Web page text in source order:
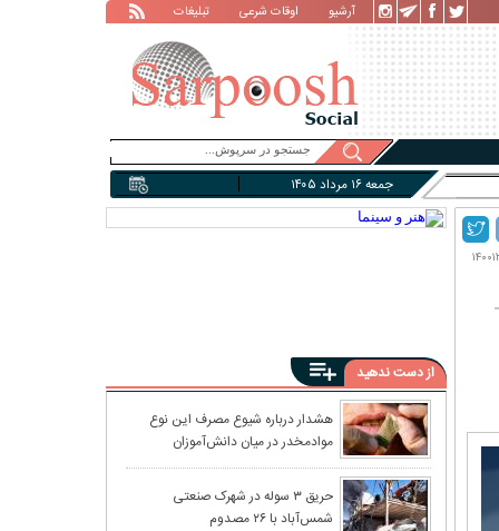
تبلیغات اوقات شرعی آرشیو
جمعه ۱۶ مرداد ۱۴۰۵
از دست ندهید
هشدار درباره شیوع مصرف این نوع
موادمخدر در میان دانش‌آموزان
حریق ۳ سوله در شهرک صنعتی
شمس‌آباد با ۲۶ مصدوم